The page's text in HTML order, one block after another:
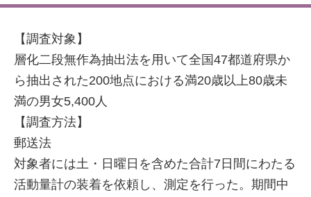
【調査対象】
層化二段無作為抽出法を用いて全国47都道府県か
ら抽出された200地点における満20歳以上80歳未
満の男女5,400人
【調査方法】
郵送法
対象者には土・日曜日を含めた合計7日間にわたる
活動量計の装着を依頼し、測定を行った。期間中